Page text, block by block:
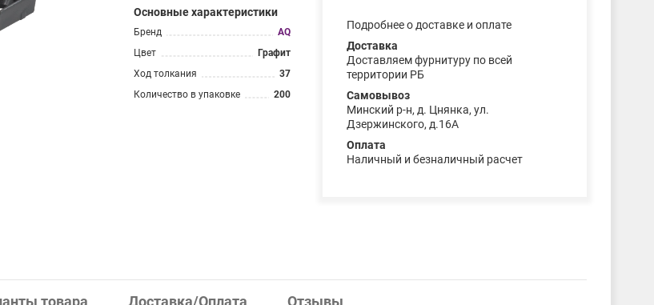
Основные характеристики
Бренд
AQ
Цвет
Графит
Ход толкания
37
Количество в упаковке
200
Подробнее о доставке и оплате
Доставка
Доставляем фурнитуру по всей
территории РБ
Самовывоз
Минский р-н, д. Цнянка, ул.
Дзержинского, д.16А
Оплата
Наличный и безналичный расчет